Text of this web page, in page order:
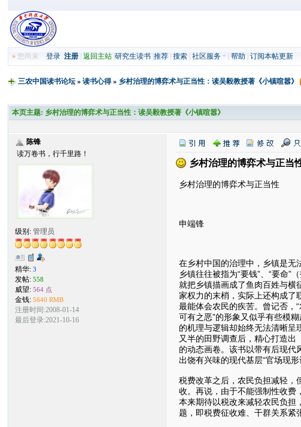
» 您尚未登录 注册 |返回主站 |研究生读书 |推荐 |搜索 |社区服务 |帮助 |订阅本帖更新
三农中国读书论坛 »读书心得» 乡村治理的博弈术与正当性：读吴毅教授著《小镇喧嚣》
本页主题: 乡村治理的博弈术与正当性：读吴毅教授著《小镇喧嚣》
陈锋
读万卷书，行千里路！
级别:管理员
精华:3
发帖:558
威望:564 点
金钱:5640 RMB
注册时间:2008-01-14
最后登录:2021-10-16
乡村治理的博弈术与正当
乡村治理的博弈术与正当性
申端锋
在乡村中国的治理中，乡镇是无
乡镇往往被指为“要钱”、“要命
就把乡镇描画成了鱼肉百姓与横
家权力的末梢，实际上还构成
最能体会农民的疾苦。曾记否，
可有之恶”的形象又似乎有些模
的机理与逻辑却始终无法清晰呈
又半的田野调查后，精心打造
的动态画卷。该书以带有后现代
出饶有兴味的现代基层“官场现
税费改革之后，农民负担减轻，
收。再说，由于不能强制性收费
本来期待以税改来减轻农民负担
题，即税费征收难、干群关系紧